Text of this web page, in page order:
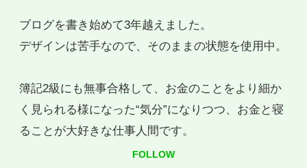
ブログを書き始めて3年越えました。
デザインは苦手なので、そのままの状態を使用中。
簿記2級にも無事合格して、お金のことをより細か
く見られる様になった“気分”になりつつ、お金と寝
ることが大好きな仕事人間です。
FOLLOW